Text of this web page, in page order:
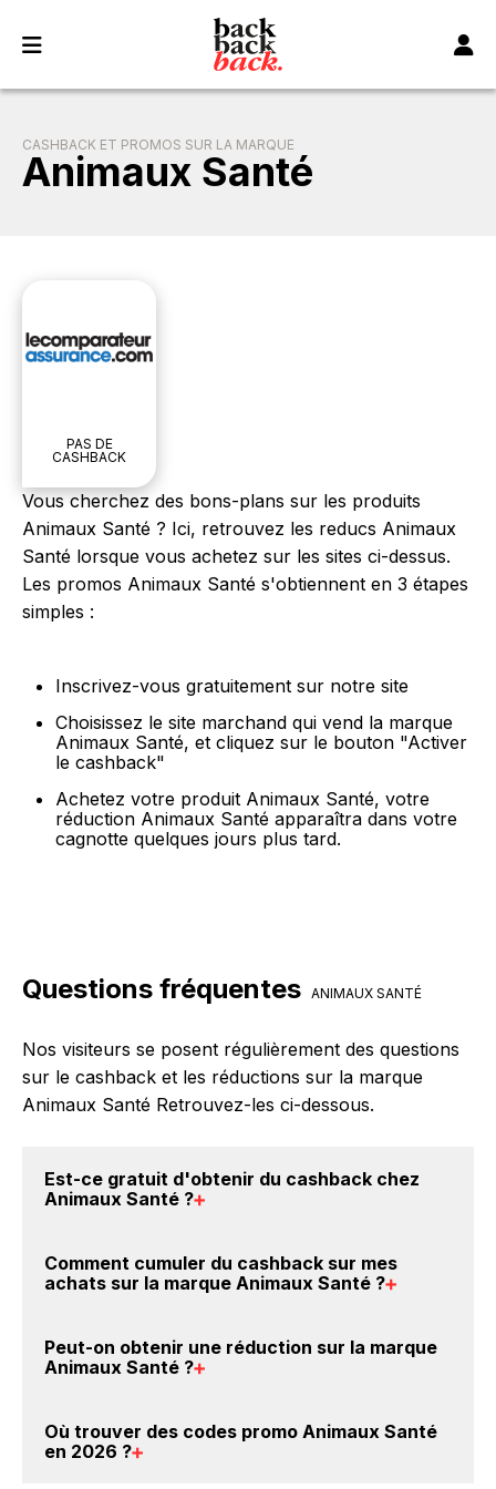
CASHBACK ET PROMOS SUR LA MARQUE
Animaux Santé
PAS DE
CASHBACK
Vous cherchez des bons-plans sur les produits
Animaux Santé ? Ici, retrouvez les reducs Animaux
Santé lorsque vous achetez sur les sites ci-dessus.
Les promos Animaux Santé s'obtiennent en 3 étapes
simples :
Inscrivez-vous gratuitement sur notre site
Choisissez le site marchand qui vend la marque
Animaux Santé, et cliquez sur le bouton "Activer
le cashback"
Achetez votre produit Animaux Santé, votre
réduction Animaux Santé apparaîtra dans votre
cagnotte quelques jours plus tard.
Questions fréquentes ANIMAUX SANTÉ
Nos visiteurs se posent régulièrement des questions
sur le cashback et les réductions sur la marque
Animaux Santé Retrouvez-les ci-dessous.
Est-ce gratuit d'obtenir du cashback chez
Animaux Santé ?
compte gratuitement pour cumuler vos réductions
cashback sur vos achats sur la marque Animaux
chez Animaux Santé.
Comment cumuler du cashback sur mes
achats sur la marque Animaux Santé ?
Animaux Santé : Créez votre compte sur
apparaître le cashback dans votre cagnotte au plus
Peut-on obtenir une réduction sur la marque
Animaux Santé ?
crédités sur votre cagnotte BackBackBack lorsque
Où trouver des codes promo Animaux Santé
en 2026 ?